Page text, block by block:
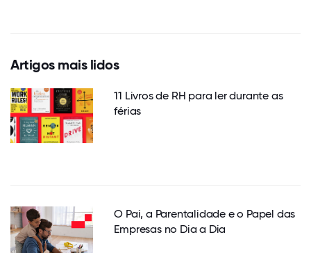
Artigos mais lidos
11 Livros de RH para ler durante as
férias
O Pai, a Parentalidade e o Papel das
Empresas no Dia a Dia